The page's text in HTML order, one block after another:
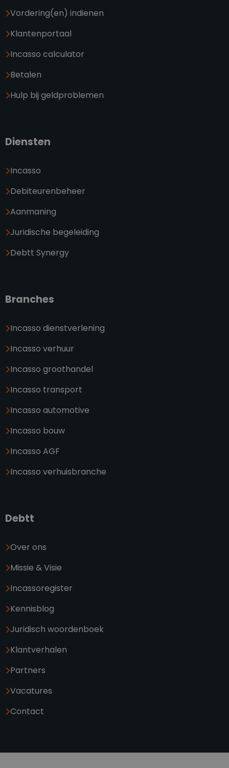
Vordering(en) indienen
Klantenportaal
Incasso calculator
Betalen
Hulp bij geldproblemen
Diensten
Incasso
Debiteurenbeheer
Aanmaning
Juridische begeleiding
Debtt Synergy
Branches
Incasso dienstverlening
Incasso verhuur
Incasso groothandel
Incasso transport
Incasso automotive
Incasso bouw
Incasso AGF
Incasso verhuisbranche
Debtt
Over ons
Missie & Visie
Incassoregister
Kennisblog
Juridisch woordenboek
Klantverhalen
Partners
Vacatures
Contact